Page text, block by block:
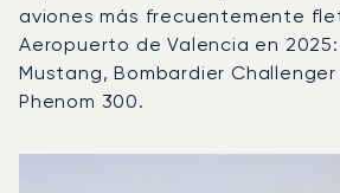
aviones más frecuentemente
Aeropuerto de Valencia en
Mustang, Bombardier Challenger
Phenom 300.